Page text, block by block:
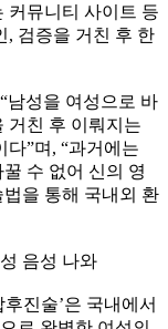
커뮤니티 사이트 등
, 검증을 거친 후 한
남성을 여성으로 바
거친 후 이뤄지는
”며, “과거에는
수 없어 신의 영
을 통해 국내외 환
음성 나와
진술’은 국내에서